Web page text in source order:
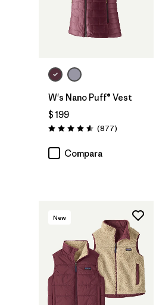
W's Nano Puff® Vest
$ 199
Valoración: 4.6 / 5
(877Comentarios
)
Compara
New